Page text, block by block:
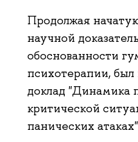
Продолжая
научной
обоснованности
психотерапии, был
доклад "Динамика
критической
панических